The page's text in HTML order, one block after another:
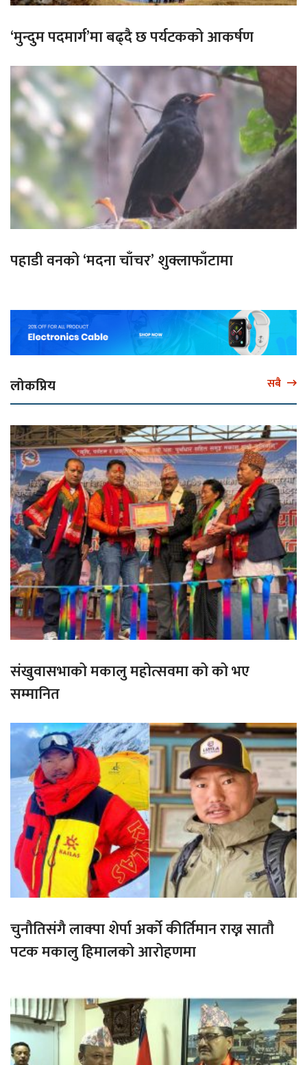
‘मुन्दुम पदमार्ग’मा बढ्दै छ पर्यटकको आकर्षण
पहाडी वनको ‘मदना चाँचर’ शुक्लाफाँटामा
लोकप्रिय सबै
संखुवासभाको मकालु महोत्सवमा को को भए
सम्मानित
चुनौतिसंगै लाक्पा शेर्पा अर्को कीर्तिमान राख्न सातौ
पटक मकालु हिमालको आरोहणमा